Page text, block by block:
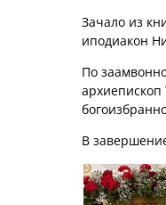
Зачало из
иподиакон
По
архиепископ
В